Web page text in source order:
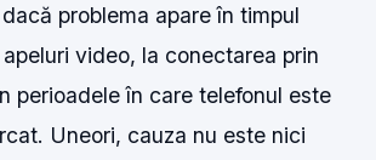
problema apare în timpul
video, la conectarea prin
perioadele în care telefonul este
Uneori, cauza nu este nici